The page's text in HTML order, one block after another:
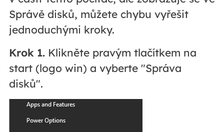
Správě disků, můžete chybu vyřešit
jednoduchými kroky.
Krok 1.Klikněte pravým tlačítkem na
start (logo win) a vyberte "Správa
disků".